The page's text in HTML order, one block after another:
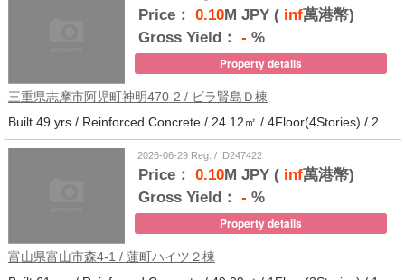
Price： 0.10M JPY (inf萬港幣)
Gross Yield： - %
Property details
三重県志摩市阿児町神明470-2 / ビラ賢島Ｄ棟
Built 49 yrs / Reinforced Concrete / 24.12㎡ / 4Floor(4Stories) / 25Units / Distance from the station.14
2026-06-29 Reg. / ID247422
Price： 0.10M JPY (inf萬港幣)
Gross Yield： - %
Property details
富山県富山市森4-1 / 蓮町ハイツ２棟